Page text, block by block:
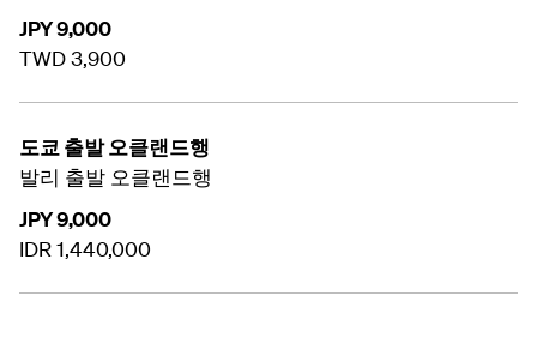
JPY 9,000
TWD 3,900
도쿄 출발 오클랜드행
발리 출발 오클랜드행
JPY 9,000
IDR 1,440,000